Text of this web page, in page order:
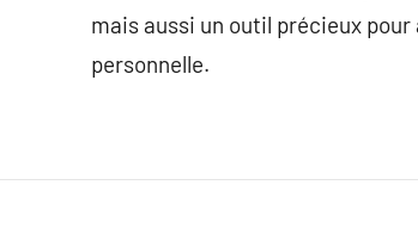
mais aussi un outil précieux
personnelle.